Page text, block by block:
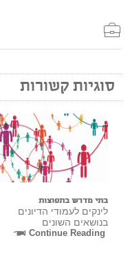
סוגיות קשורות
בתי מדרש בתפוצות
לינקים לעמודי הדיונים
בנושאים השונים
Continue Reading